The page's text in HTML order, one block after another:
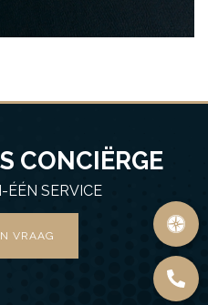
CONCIËRGE
SERVICE
VRAAG